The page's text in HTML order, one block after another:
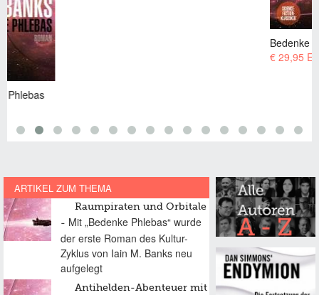
Bedenke Phlebas
€ 29,95 EUR
ARTIKEL ZUM THEMA
Raumpiraten und Orbitale
Mit „Bedenke Phlebas“ wurde
der erste Roman des Kultur-
Zyklus von Iain M. Banks neu
aufgelegt
Antihelden-Abenteuer mit